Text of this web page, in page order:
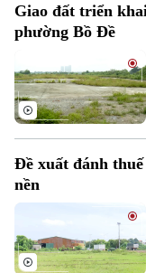
Chuyên mục
Thời sự
Hà Nội
Xã hội
Hà Nội
Nhịp sống Hà Nội
Thế giới
Giao đất triển
phường Bồ Đề
Đề xuất đánh
nền